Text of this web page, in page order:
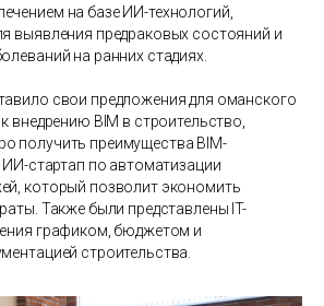
на базе ИИ-технологий,
выявления предраковых состояний и
на ранних стадиях.
свои предложения для оманского
внедрению BIM в строительство,
получить преимущества BIM-
ИИ-стартап по автоматизации
который позволит экономить
Также были представлены IT-
графиком, бюджетом и
строительства.